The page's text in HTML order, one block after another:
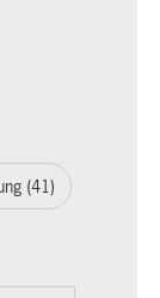
(41)